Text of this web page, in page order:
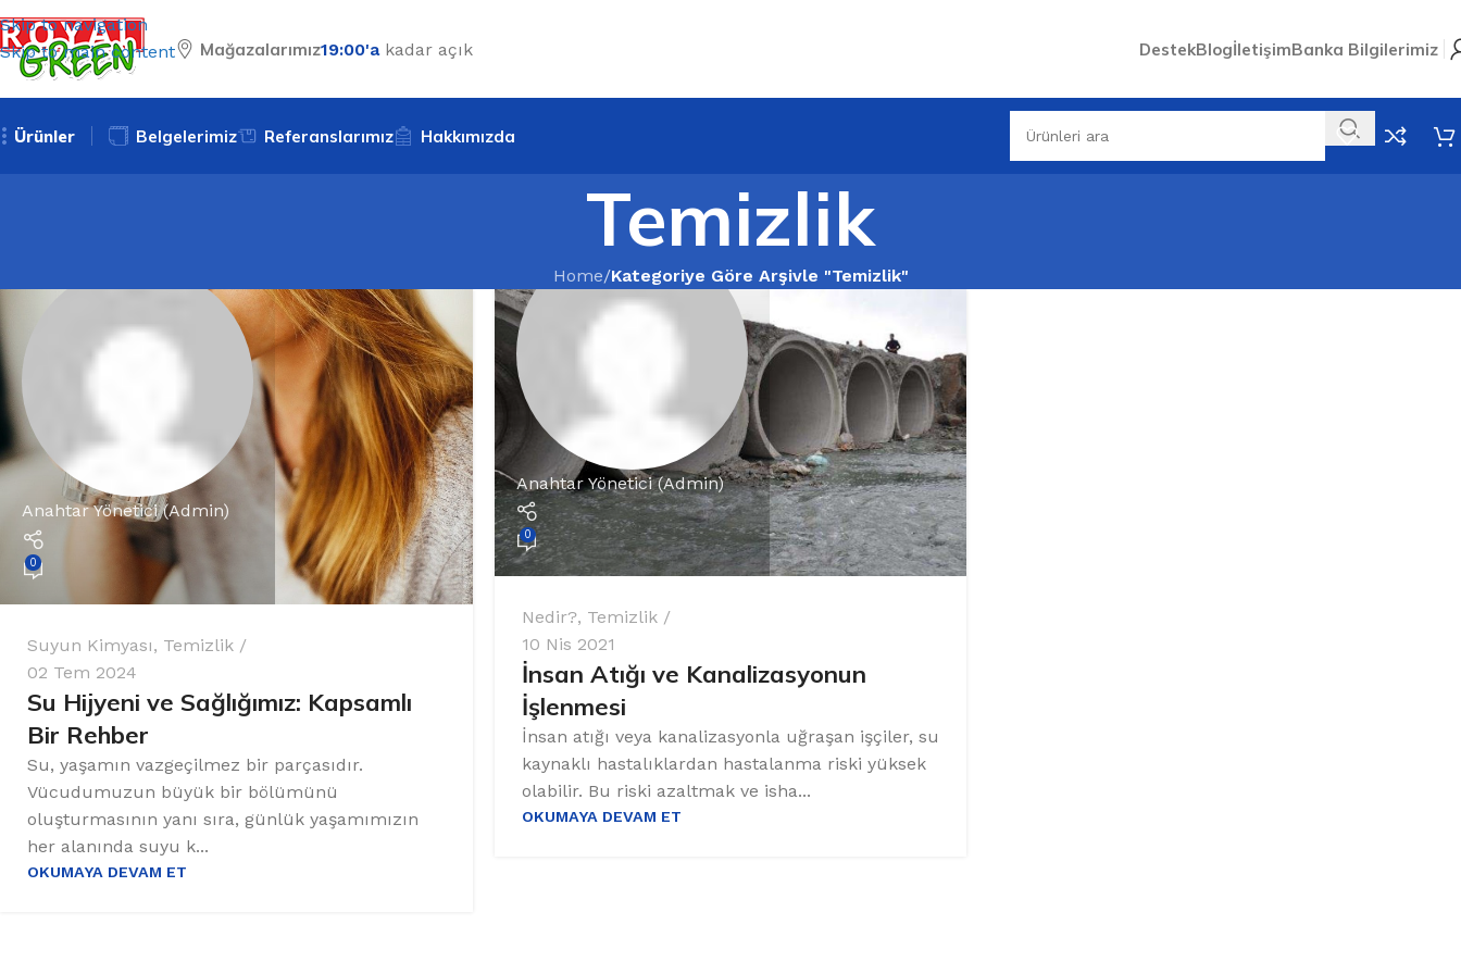
Skip to navigation
Skip to main content
Mağazalarımız19:00'a kadar açık DestekBlogİletişimBanka Bilgilerimiz
Ürünler Belgelerimiz Referanslarımız Hakkımızda
Temizlik
Home/Kategoriye Göre Arşivle "Temizlik"
Anahtar Yönetici (Admin)
0
Suyun Kimyası, Temizlik
02 Tem 2024
Su Hijyeni ve Sağlığımız: Kapsamlı
Bir Rehber
Su, yaşamın vazgeçilmez bir parçasıdır.
Vücudumuzun büyük bir bölümünü
oluşturmasının yanı sıra, günlük yaşamımızın
her alanında suyu k...
OKUMAYA DEVAM ET
Anahtar Yönetici (Admin)
0
Nedir?, Temizlik
10 Nis 2021
İnsan Atığı ve Kanalizasyonun
İşlenmesi
İnsan atığı veya kanalizasyonla uğraşan işçiler, su
kaynaklı hastalıklardan hastalanma riski yüksek
olabilir. Bu riski azaltmak ve isha...
OKUMAYA DEVAM ET